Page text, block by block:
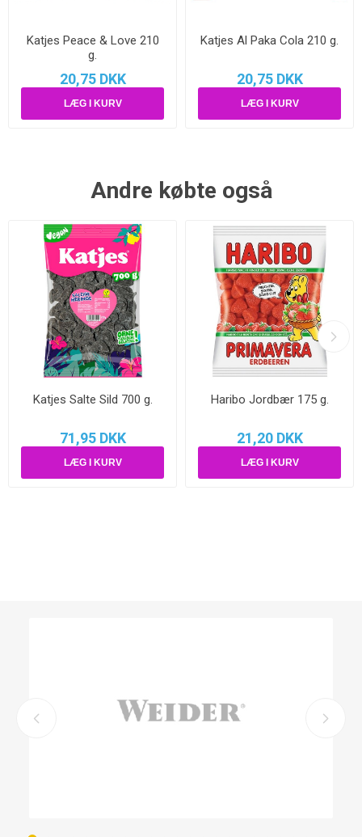
Katjes Peace & Love 210
g.
20,75 DKK
Katjes Al Paka Cola 210 g.
20,75 DKK
Andre købte også
Katjes Salte Sild 700 g.
71,95 DKK
Haribo Jordbær 175 g.
21,20 DKK